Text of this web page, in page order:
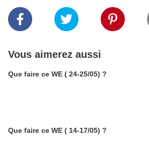
Vous aimerez aussi
Que faire ce WE ( 24-25/05) ?
Que faire ce WE ( 14-17/05) ?